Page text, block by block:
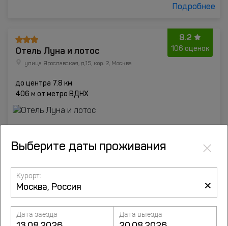
Подробнее
8.2
106 оценок
Отель Луна и лотос
улица Ярославская, д.15, кор. 2, Москва
до центра 7.8 км
406 м от метро ВДНХ
Выберите даты проживания ×
Курорт:
×
Дата заезда Дата выезда